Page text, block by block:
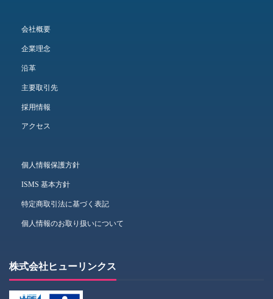
会社概要
企業理念
沿革
主要取引先
採用情報
アクセス
個人情報保護方針
ISMS 基本方針
特定商取引法に基づく表記
個人情報のお取り扱いについて
株式会社ヒューリンクス